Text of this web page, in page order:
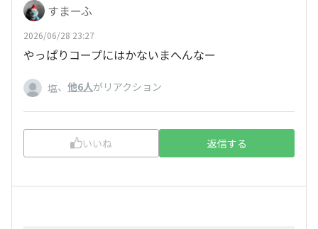
すまーふ
2026/06/28 23:27
やっぱりコープにはかないまへんなー
塩、 他6人がリアクション
いいね 返信する